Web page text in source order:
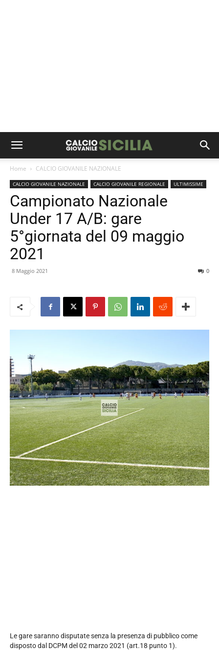
Home CALCIO GIOVANILE NAZIONALE
CALCIO GIOVANILE NAZIONALE CALCIO GIOVANILE REGIONALE ULTIMISSIME
Campionato Nazionale
Under 17 A/B: gare
5°giornata del 09 maggio
2021
8 Maggio 2021 0
Le gare saranno disputate senza la presenza di pubblico come
disposto dal DCPM del 02 marzo 2021 (art.18 punto 1).